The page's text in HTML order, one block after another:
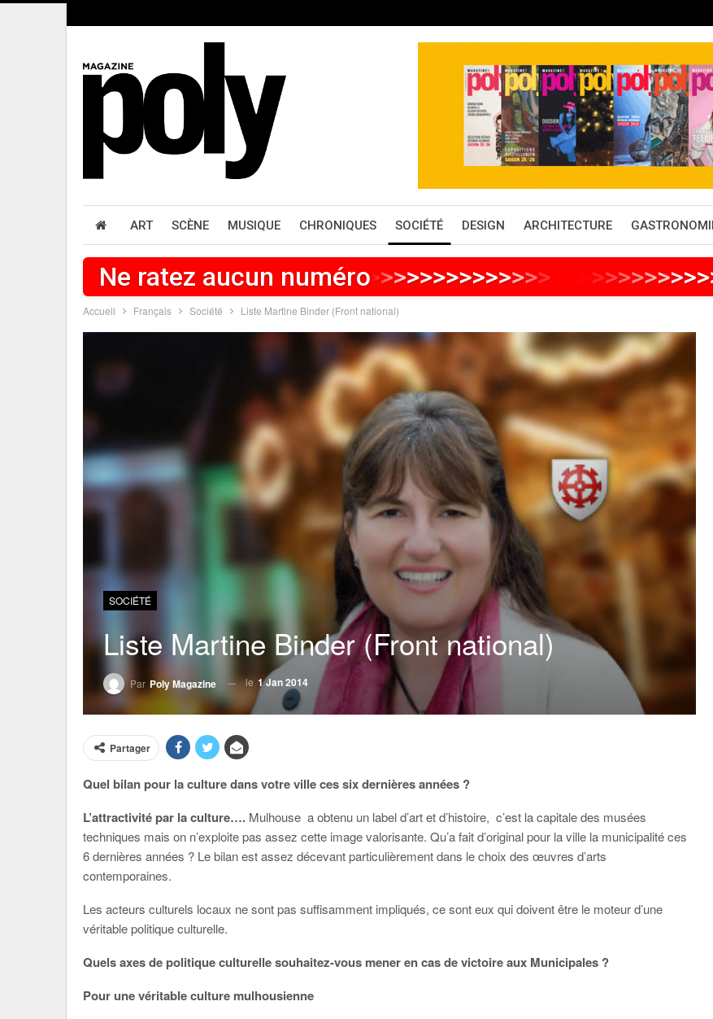
ART SCÈNE MUSIQUE CHRONIQUES SOCIÉTÉ DESIGN ARCHITECTURE
Ne ratez aucun numéro>>>>>>>>>>>>>> >>>>>>>
Accueil Français Société Liste Martine Binder (Front national)
SOCIÉTÉ
Liste Martine Binder (Front national)
Par Poly Magazine le 1 Jan 2014
Partager
Quel bilan pour la culture dans votre ville ces six dernières années ?
L’attractivité par la culture…. Mulhouse a obtenu un label d’art et d’histoire, c’est la capitale des musées
techniques mais on n’exploite pas assez cette image valorisante. Qu’a fait d’original pour la ville la municipalité ces
6 dernières années ? Le bilan est assez décevant particulièrement dans le choix des œuvres d’arts
contemporaines.
Les acteurs culturels locaux ne sont pas suffisamment impliqués, ce sont eux qui doivent être le moteur d’une
véritable politique culturelle.
Quels axes de politique culturelle souhaitez-vous mener en cas de victoire aux Municipales ?
Pour une véritable culture mulhousienne